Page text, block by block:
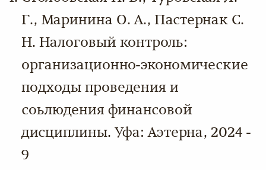
Г., Маринина О. А., Пастернак С.
Н. Налоговый контроль:
организационно-экономические
подходы проведения и
соьлюдения финансовой
дисциплины. Уфа: Аэтерна, 2024 -
9